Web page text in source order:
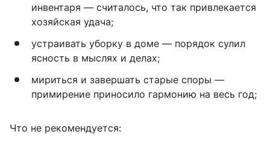
инвентаря — считалось, что так привлекается
хозяйская удача;
устраивать уборку в доме — порядок сулил
ясность в мыслях и делах;
мириться и завершать старые споры —
примирение приносило гармонию на весь год;
Что не рекомендуется: